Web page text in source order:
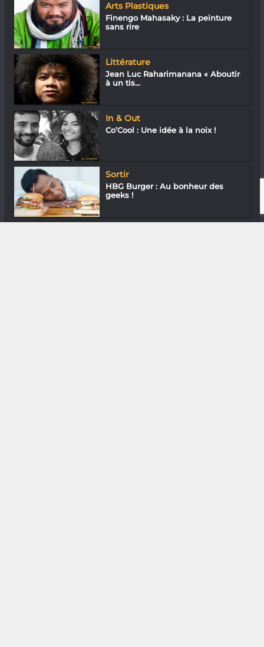
Arts Plastiques
Finengo Mahasaky : La peinture
sans rire
Littérature
Jean Luc Raharimanana « Aboutir
à un tis...
In & Out
Co’Cool : Une idée à la noix !
Sortir
HBG Burger : Au bonheur des
geeks !